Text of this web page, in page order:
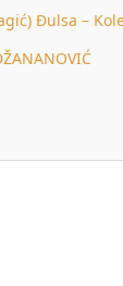
Đulsa –